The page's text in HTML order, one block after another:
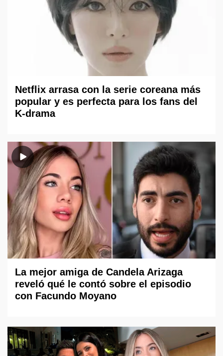
Netflix arrasa con la serie coreana más
popular y es perfecta para los fans del
K-drama
La mejor amiga de Candela Arizaga
reveló qué le contó sobre el episodio
con Facundo Moyano